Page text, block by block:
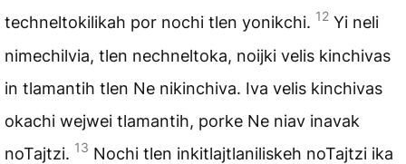
techneltokilikah por nochi tlen yonikchi. 12 Yi neli
nimechilvia, tlen nechneltoka, noijki velis kinchivas
in tlamantih tlen Ne nikinchiva. Iva velis kinchivas
okachi wejwei tlamantih, porke Ne niav inavak
noTajtzi. 13 Nochi tlen inkitlajtlaniliskeh noTajtzi ika